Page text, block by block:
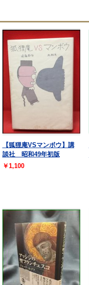
【狐狸庵VSマンボウ】講
談社 昭和49年初版
￥1,100